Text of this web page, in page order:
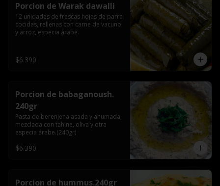
Porcion de Warak dawalli
12 unidades de frescas hojas de parra
cocidas, rellenas con carne de vacuno
y arroz, especia árabe.
$6.390
Porcion de babaganoush.
240gr
Pasta de berenjena asada y ahumada,
mezclada con tahine, oliva y otra
especia árabe.(240gr)
$6.390
Porcion de hummus.240gr